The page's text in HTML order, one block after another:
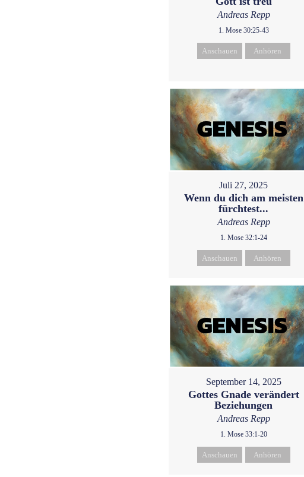
Andreas Repp
1. Mose 30:25-43
Anschauen Anhören
Juli 27, 2025
Wenn du dich am meisten
fürchtest...
Andreas Repp
1. Mose 32:1-24
Anschauen Anhören
September 14, 2025
Gottes Gnade verändert
Beziehungen
Andreas Repp
1. Mose 33:1-20
Anschauen Anhören